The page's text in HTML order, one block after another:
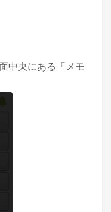
中央にある「メモ